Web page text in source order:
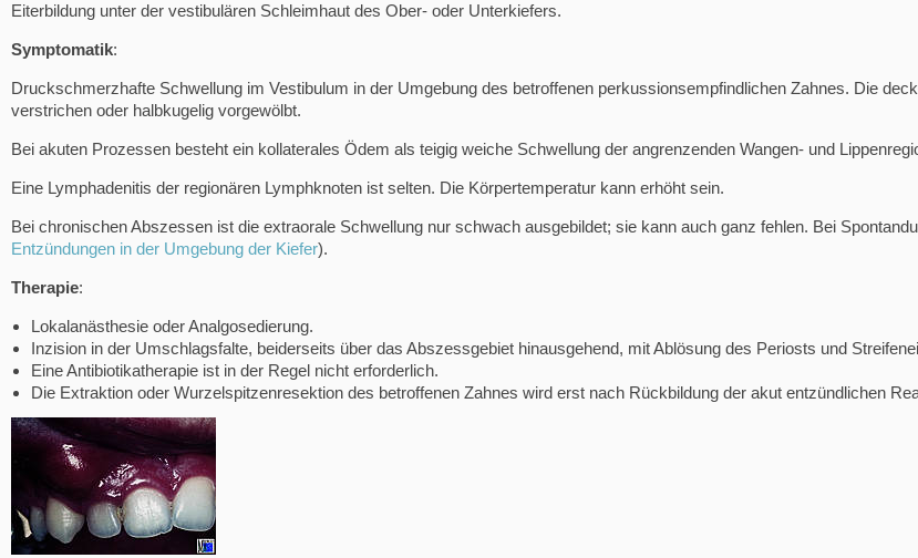
Eiterbildung unter der vestibulären Schleimhaut des Ober- oder Unterkiefers.
Symptomatik:
Druckschmerzhafte Schwellung im Vestibulum in der Umgebung des betroffenen perkussionsempfindlichen Zahnes. Die
verstrichen oder halbkugelig vorgewölbt.
Bei akuten Prozessen besteht ein kollaterales Ödem als teigig weiche Schwellung der angrenzenden Wangen- und
Eine Lymphadenitis der regionären Lymphknoten ist selten. Die Körpertemperatur kann erhöht sein.
Bei chronischen Abszessen ist die extraorale Schwellung nur schwach ausgebildet; sie kann auch ganz fehlen. Bei
Entzündungen in der Umgebung der Kiefer).
Therapie:
Lokalanästhesie oder Analgosedierung.
Inzision in der Umschlagsfalte, beiderseits über das Abszessgebiet hinausgehend, mit Ablösung des Periosts und
Eine Antibiotikatherapie ist in der Regel nicht erforderlich.
Die Extraktion oder Wurzelspitzenresektion des betroffenen Zahnes wird erst nach Rückbildung der akut entzündlichen